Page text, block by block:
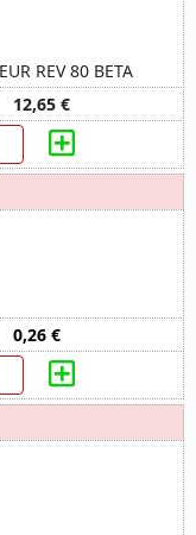
REV 80 BETA
12,65 €
0,26 €